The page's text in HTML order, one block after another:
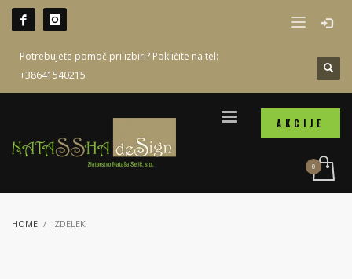
Potrebujete pomoč pri izbiri? Pokličite na tel:
+38641540215
AKCIJE
HOME IZDELEK